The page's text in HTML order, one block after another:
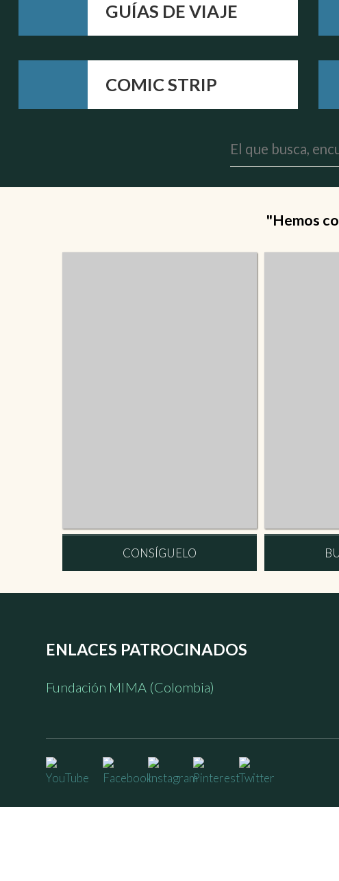
GUÍAS DE VIAJE
COMIC STRIP
"Hemos
CONSÍGUELO
ENLACES PATROCINADOS
Fundación MIMA (Colombia)